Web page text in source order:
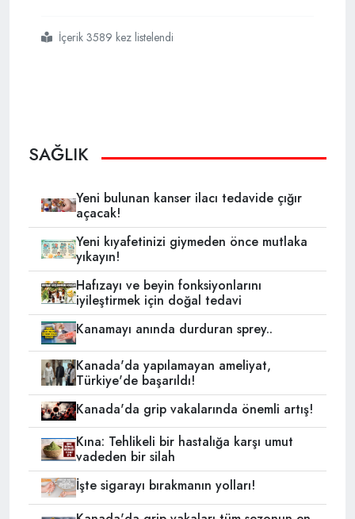
#işte
#gece
#yediğinizde
#sabaha
#kadar
#vücudunuz
#temizleyen
#besinler
İçerik 3589 kez listelendi
SAĞLIK
Yeni bulunan kanser ilacı tedavide çığır
açacak!
Yeni kıyafetinizi giymeden önce mutlaka
yıkayın!
Hafızayı ve beyin fonksiyonlarını
iyileştirmek için doğal tedavi
Kanamayı anında durduran sprey..
Kanada'da yapılamayan ameliyat,
Türkiye'de başarıldı!
Kanada'da grip vakalarında önemli artış!
Kına: Tehlikeli bir hastalığa karşı umut
vadeden bir silah
İşte sigarayı bırakmanın yolları!